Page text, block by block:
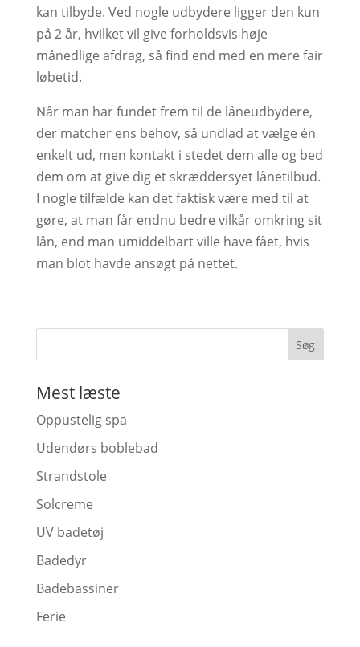
kan tilbyde. Ved nogle udbydere ligger den kun
på 2 år, hvilket vil give forholdsvis høje
månedlige afdrag, så find end med en mere fair
løbetid.
Når man har fundet frem til de låneudbydere,
der matcher ens behov, så undlad at vælge én
enkelt ud, men kontakt i stedet dem alle og bed
dem om at give dig et skræddersyet lånetilbud.
I nogle tilfælde kan det faktisk være med til at
gøre, at man får endnu bedre vilkår omkring sit
lån, end man umiddelbart ville have fået, hvis
man blot havde ansøgt på nettet.
Mest læste
Oppustelig spa
Udendørs boblebad
Strandstole
Solcreme
UV badetøj
Badedyr
Badebassiner
Ferie